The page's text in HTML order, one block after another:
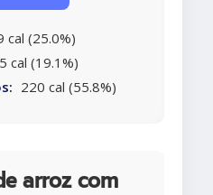
cal (25.0%)
cal (19.1%)
220 cal (55.8%)
arroz com